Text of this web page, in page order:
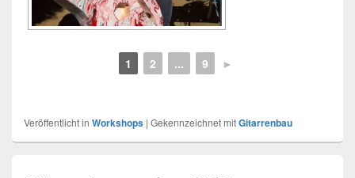
1 2 ... 9 ►
Veröffentlicht in Workshops | Gekennzeichnet mitGitarrenbau